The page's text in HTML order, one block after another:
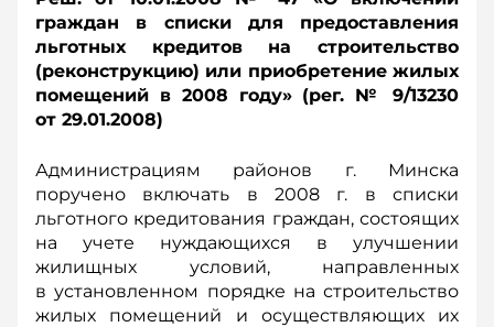
граждан в списки для предоставления
льготных кредитов на строительство
(реконструкцию) или приобретение жилых
помещений в 2008 году» (рег. № 9/13230
от 29.01.2008)
Администрациям районов г. Минска
поручено включать в 2008 г. в списки
льготного кредитования граждан, состоящих
на учете нуждающихся в улучшении
жилищных условий, направленных
в установленном порядке на строительство
жилых помещений и осуществляющих их